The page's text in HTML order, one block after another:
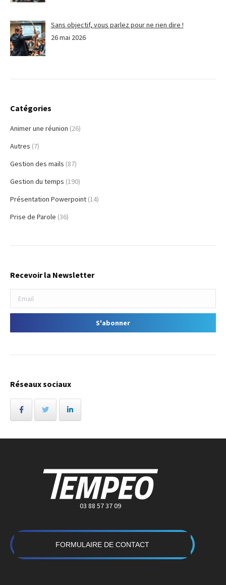
Sans objectif, vous parlez pour ne rien dire !
26 mai 2026
Catégories
Animer une réunion (26)
Autres (7)
Gestion des mails (87)
Gestion du temps (190)
Présentation Powerpoint (14)
Prise de Parole (36)
Recevoir la Newsletter
Réseaux sociaux
03 88 57 37 09
FORMULAIRE DE CONTACT